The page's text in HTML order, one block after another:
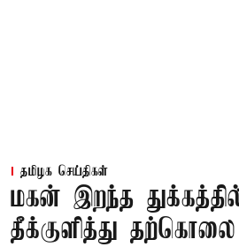
தமிழக செய்திகள்
மகன் இறந்த
தீக்குளித்து தற்கொலை